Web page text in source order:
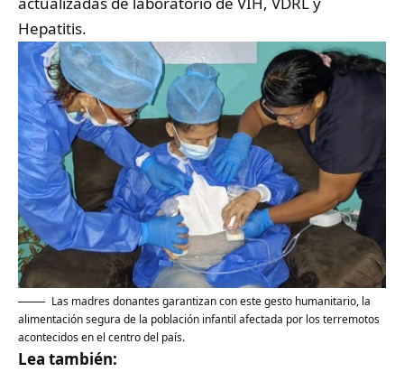
Hepatitis.
Las madres donantes garantizan con este gesto humanitario, la
alimentación segura de la población infantil afectada por los terremotos
acontecidos en el centro del país.
Lea también: